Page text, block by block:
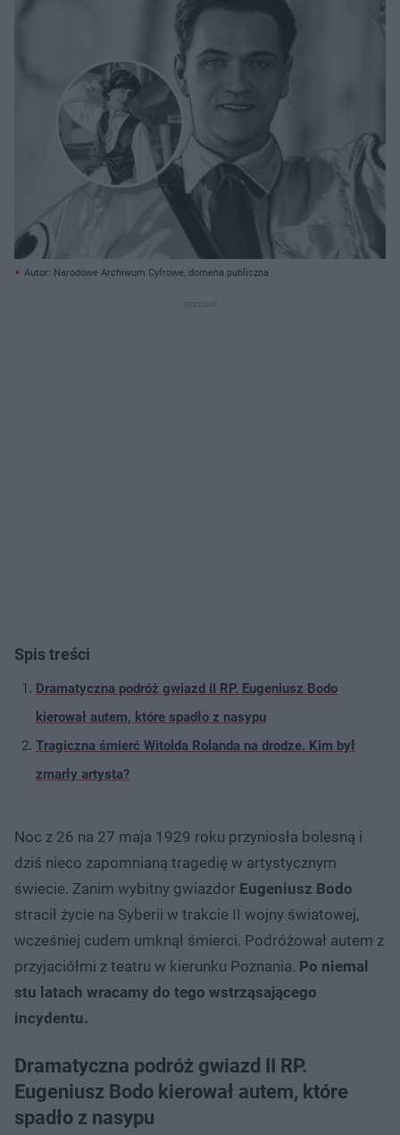
Autor: Narodowe Archiwum Cyfrowe, domena publiczna
Spis treści
Dramatyczna podróż gwiazd II RP. Eugeniusz Bodo
kierował autem, które spadło z nasypu
Tragiczna śmierć Witolda Rolanda na drodze. Kim był
zmarły artysta?
Noc z 26 na 27 maja 1929 roku przyniosła bolesną i
dziś nieco zapomnianą tragedię w artystycznym
świecie. Zanim wybitny gwiazdor Eugeniusz Bodo
stracił życie na Syberii w trakcie II wojny światowej,
wcześniej cudem umknął śmierci. Podróżował autem z
przyjaciółmi z teatru w kierunku Poznania. Po niemal
stu latach wracamy do tego wstrząsającego
incydentu.
Dramatyczna podróż gwiazd II RP.
Eugeniusz Bodo kierował autem, które
spadło z nasypu